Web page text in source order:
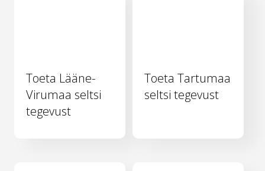
Toeta Lääne-
Virumaa seltsi
tegevust
Toeta Tartumaa
seltsi tegevust